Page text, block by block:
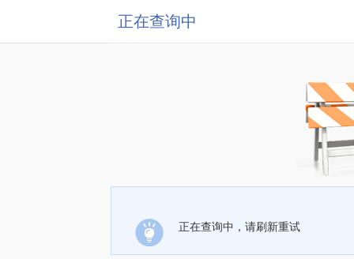
正在查询中
正在查询中，请刷新重试